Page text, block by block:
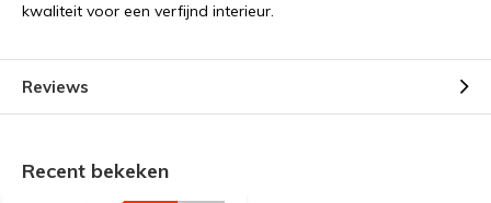
kwaliteit voor een verfijnd interieur.
Reviews
Recent bekeken